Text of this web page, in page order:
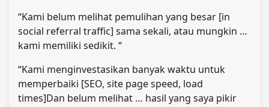
“Kami belum melihat pemulihan yang besar [in
social referral traffic] sama sekali, atau mungkin …
kami memiliki sedikit. “
“Kami menginvestasikan banyak waktu untuk
memperbaiki [SEO, site page speed, load
times]Dan belum melihat … hasil yang saya pikir